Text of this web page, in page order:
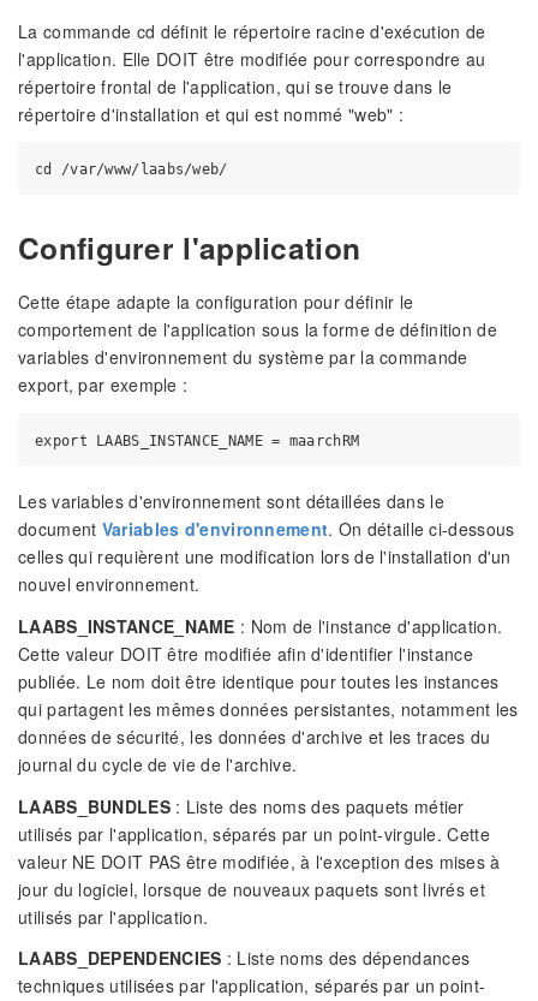
La commande cd définit le répertoire racine d'exécution de
l'application. Elle DOIT être modifiée pour correspondre au
répertoire frontal de l'application, qui se trouve dans le
répertoire d'installation et qui est nommé "web" :
Configurer l'application
Cette étape adapte la configuration pour définir le
comportement de l'application sous la forme de définition de
variables d'environnement du système par la commande
export, par exemple :
Les variables d'environnement sont détaillées dans le
document Variables d'environnement. On détaille ci-dessous
celles qui requièrent une modification lors de l'installation d'un
nouvel environnement.
LAABS_INSTANCE_NAME : Nom de l'instance d'application.
Cette valeur DOIT être modifiée afin d'identifier l'instance
publiée. Le nom doit être identique pour toutes les instances
qui partagent les mêmes données persistantes, notamment les
données de sécurité, les données d'archive et les traces du
journal du cycle de vie de l'archive.
LAABS_BUNDLES: Liste des noms des paquets métier
utilisés par l'application, séparés par un point-virgule. Cette
valeur NE DOIT PAS être modifiée, à l'exception des mises à
jour du logiciel, lorsque de nouveaux paquets sont livrés et
utilisés par l'application.
LAABS_DEPENDENCIES : Liste noms des dépendances
techniques utilisées par l'application, séparés par un point-